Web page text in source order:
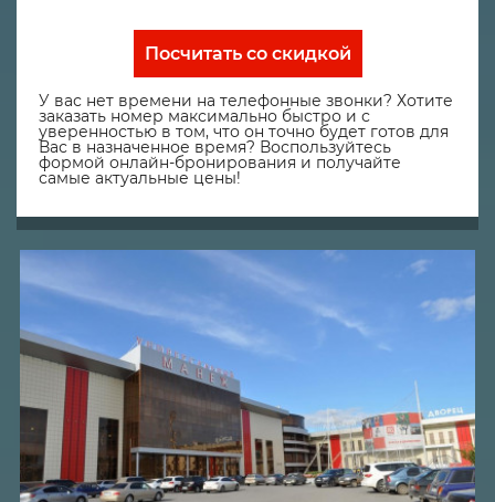
Посчитать со скидкой
У вас нет времени на телефонные звонки? Хотите
заказать номер максимально быстро и с
уверенностью в том, что он точно будет готов для
Вас в назначенное время? Воспользуйтесь
формой онлайн-бронирования и получайте
самые актуальные цены!